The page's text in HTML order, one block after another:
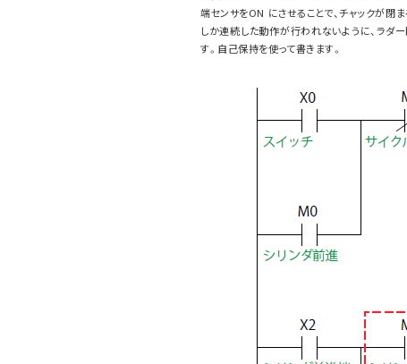
端センサをON にさせることで、チャックが閉
しか連続した動作が行われないように、ラダ
す。自己保持を使って書きます。